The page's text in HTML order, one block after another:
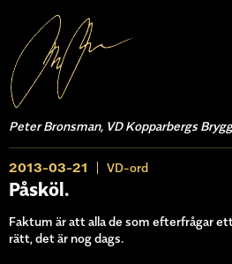
Peter Bronsman, VD Kopparbergs
2013-03-21 VD-ord
Påsköl.
Faktum är att alla de som efterfrågar
rätt, det är nog dags.